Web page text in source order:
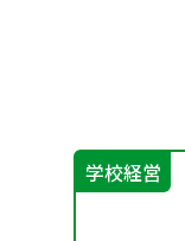
学校経営